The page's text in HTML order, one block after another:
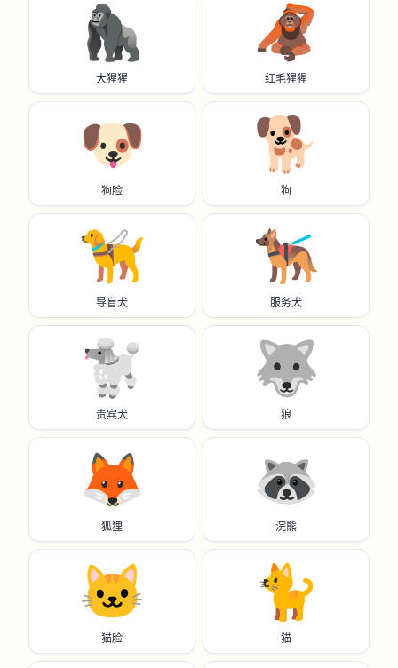
🦍
大猩猩
🦧
红毛猩猩
🐶
狗脸
🐕️
狗
🦮
导盲犬
🐕‍🦺
服务犬
🐩
贵宾犬
🐺
狼
🦊
狐狸
🦝
浣熊
🐱
猫脸
🐈️
猫